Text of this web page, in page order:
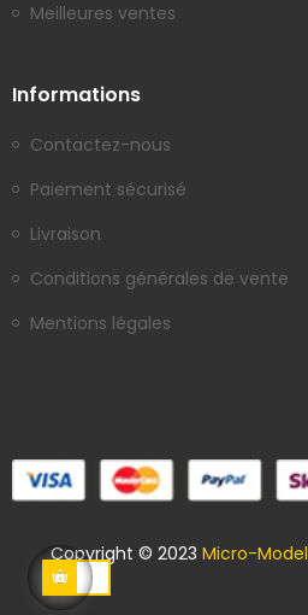
Meilleures ventes
Informations
Contactez-nous
Paiement sécurisé
Livraison
Conditions générales de vente
Mentions légales
Copyright © 2023 Micro-Model